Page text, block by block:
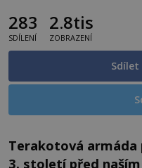
283
SDÍLENÍ
2.8tis
ZOBRAZENÍ
Sdílet
Terakotová armáda
3. století před